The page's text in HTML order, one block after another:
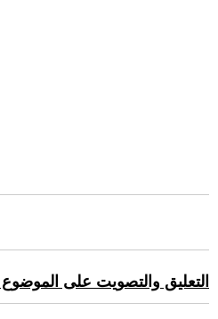
التعليق والتصويت على